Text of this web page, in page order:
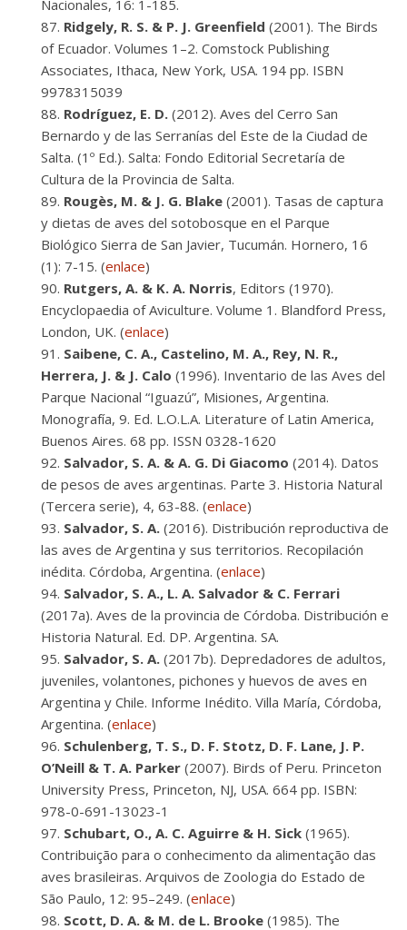
Nacionales, 16: 1-185.
Ridgely, R. S. & P. J. Greenfield (2001). The Birds
of Ecuador. Volumes 1–2. Comstock Publishing
Associates, Ithaca, New York, USA. 194 pp. ISBN
9978315039
Rodríguez, E. D. (2012). Aves del Cerro San
Bernardo y de las Serranías del Este de la Ciudad de
Salta. (1º Ed.). Salta: Fondo Editorial Secretaría de
Cultura de la Provincia de Salta.
Rougès, M. & J. G. Blake (2001). Tasas de captura
y dietas de aves del sotobosque en el Parque
Biológico Sierra de San Javier, Tucumán. Hornero, 16
(1): 7-15. (enlace)
Rutgers, A. & K. A. Norris, Editors (1970).
Encyclopaedia of Aviculture. Volume 1. Blandford Press,
London, UK. (enlace)
Saibene, C. A., Castelino, M. A., Rey, N. R.,
Herrera, J. & J. Calo (1996). Inventario de las Aves del
Parque Nacional “Iguazú”, Misiones, Argentina.
Monografía, 9. Ed. L.O.L.A. Literature of Latin America,
Buenos Aires. 68 pp. ISSN 0328-1620
Salvador, S. A. & A. G. Di Giacomo (2014). Datos
de pesos de aves argentinas. Parte 3. Historia Natural
(Tercera serie), 4, 63-88. (enlace)
Salvador, S. A. (2016). Distribución reproductiva de
las aves de Argentina y sus territorios. Recopilación
inédita. Córdoba, Argentina. (enlace)
Salvador, S. A., L. A. Salvador & C. Ferrari
(2017a). Aves de la provincia de Córdoba. Distribución e
Historia Natural. Ed. DP. Argentina. SA.
Salvador, S. A. (2017b). Depredadores de adultos,
juveniles, volantones, pichones y huevos de aves en
Argentina y Chile. Informe Inédito. Villa María, Córdoba,
Argentina. (enlace)
Schulenberg, T. S., D. F. Stotz, D. F. Lane, J. P.
O’Neill & T. A. Parker (2007). Birds of Peru. Princeton
University Press, Princeton, NJ, USA. 664 pp. ISBN:
978-0-691-13023-1
Schubart, O., A. C. Aguirre & H. Sick (1965).
Contribuição para o conhecimento da alimentação das
aves brasileiras. Arquivos de Zoologia do Estado de
São Paulo, 12: 95–249. (enlace)
Scott, D. A. & M. de L. Brooke (1985). The